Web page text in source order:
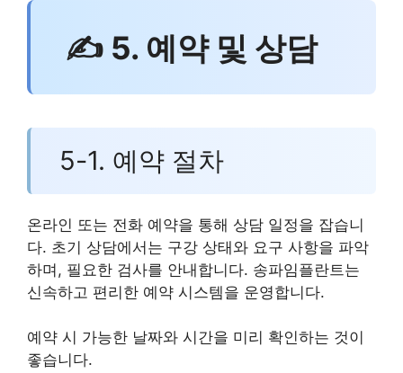
✍ 5. 예약 및 상담
5-1. 예약 절차
온라인 또는 전화 예약을 통해 상담 일정을 잡습니
다. 초기 상담에서는 구강 상태와 요구 사항을 파악
하며, 필요한 검사를 안내합니다. 송파임플란트는
신속하고 편리한 예약 시스템을 운영합니다.
예약 시 가능한 날짜와 시간을 미리 확인하는 것이
좋습니다.